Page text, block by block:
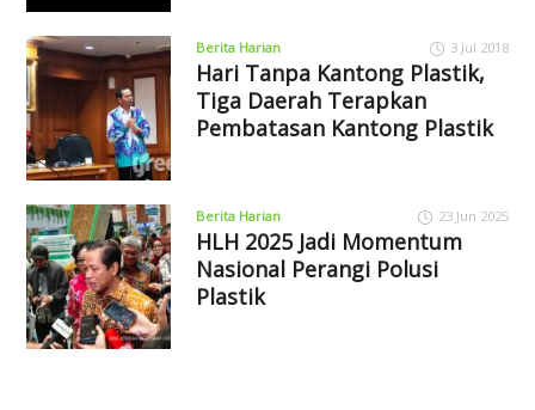
Berita Harian 3 Jul 2018
Hari Tanpa Kantong Plastik,
Tiga Daerah Terapkan
Pembatasan Kantong Plastik
Berita Harian 23 Jun 2025
HLH 2025 Jadi Momentum
Nasional Perangi Polusi
Plastik